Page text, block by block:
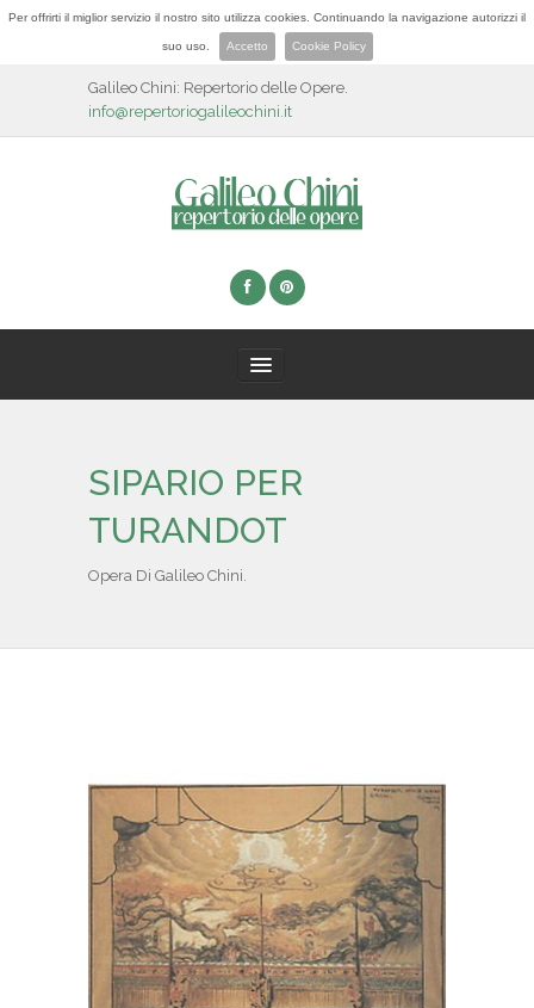
Per offrirti il miglior servizio il nostro sito utilizza cookies. Continuando la navigazione autorizzi il
suo uso. Accetto Cookie Policy
Galileo Chini: Repertorio delle Opere.
info@repertoriogalileochini.it
BIOGRAFIA
CONTATTI
SIPARIO PER
TURANDOT
Opera Di Galileo Chini.